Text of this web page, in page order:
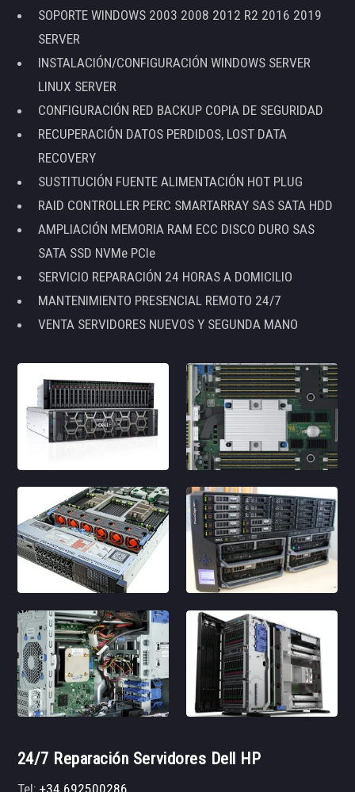
SOPORTE WINDOWS 2003 2008 2012 R2 2016 2019
SERVER
INSTALACIÓN/CONFIGURACIÓN WINDOWS SERVER
LINUX SERVER
CONFIGURACIÓN RED BACKUP COPIA DE SEGURIDAD
RECUPERACIÓN DATOS PERDIDOS, LOST DATA
RECOVERY
SUSTITUCIÓN FUENTE ALIMENTACIÓN HOT PLUG
RAID CONTROLLER PERC SMARTARRAY SAS SATA HDD
AMPLIACIÓN MEMORIA RAM ECC DISCO DURO SAS
SATA SSD NVMe PCIe
SERVICIO REPARACIÓN 24 HORAS A DOMICILIO
MANTENIMIENTO PRESENCIAL REMOTO 24/7
VENTA SERVIDORES NUEVOS Y SEGUNDA MANO
24/7 Reparación Servidores Dell HP
Tel:+34 692500286